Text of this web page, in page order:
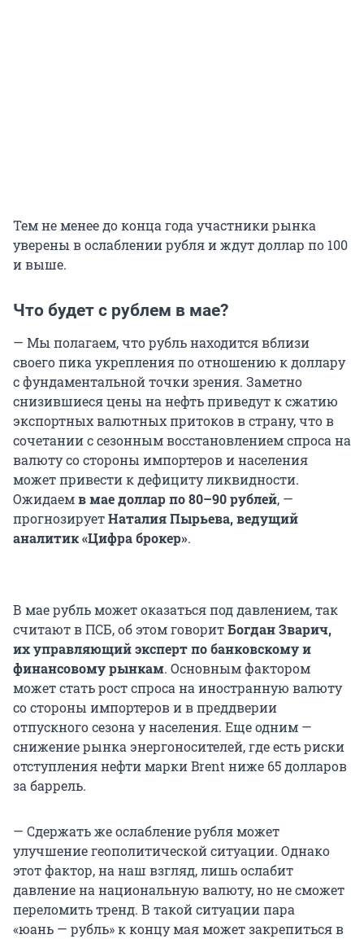
Тем не менее до конца года участники рынка
уверены в ослаблении рубля и ждут доллар по 100
и выше.
Что будет с рублем в мае?
— Мы полагаем, что рубль находится вблизи
своего пика укрепления по отношению к доллару
с фундаментальной точки зрения. Заметно
снизившиеся цены на нефть приведут к сжатию
экспортных валютных притоков в страну, что в
сочетании с сезонным восстановлением спроса на
валюту со стороны импортеров и населения
может привести к дефициту ликвидности.
Ожидаемв мае доллар по 80–90 рублей, —
прогнозируетНаталия Пырьева, ведущий
аналитик «Цифра брокер».
В мае рубль может оказаться под давлением, так
считают в ПСБ, об этом говоритБогдан Зварич,
их управляющий эксперт по банковскому и
финансовому рынкам. Основным фактором
может стать рост спроса на иностранную валюту
со стороны импортеров и в преддверии
отпускного сезона у населения. Еще одним —
снижение рынка энергоносителей, где есть риски
отступления нефти марки Brent ниже 65 долларов
за баррель.
— Сдержать же ослабление рубля может
улучшение геополитической ситуации. Однако
этот фактор, на наш взгляд, лишь ослабит
давление на национальную валюту, но не сможет
переломить тренд. В такой ситуации пара
«юань — рубль» к концу мая может закрепиться в